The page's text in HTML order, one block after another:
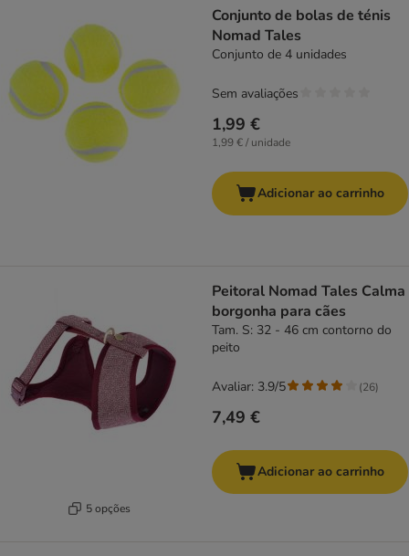
Conjunto de bolas de ténis
Nomad Tales
Conjunto de 4 unidades
1,99 €
1,99 € / unidade
Sem avaliações
Adicionar ao carrinho
5 opções
Peitoral Nomad Tales Calma
borgonha para cães
Tam. S: 32 - 46 cm contorno do
peito
7,49 €
Avaliar: 3.9/5 (26)
Adicionar ao carrinho